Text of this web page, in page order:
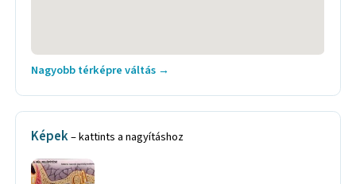
Nagyobb térképre váltás →
Képek– kattints a nagyításhoz